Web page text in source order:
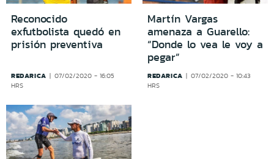
Reconocido
exfutbolista quedó en
prisión preventiva
REDARICA
07/02/2020 - 16:05
HRS
Martín Vargas
amenaza a Guarello:
“Donde lo vea le voy a
pegar”
REDARICA
07/02/2020 - 10:43
HRS